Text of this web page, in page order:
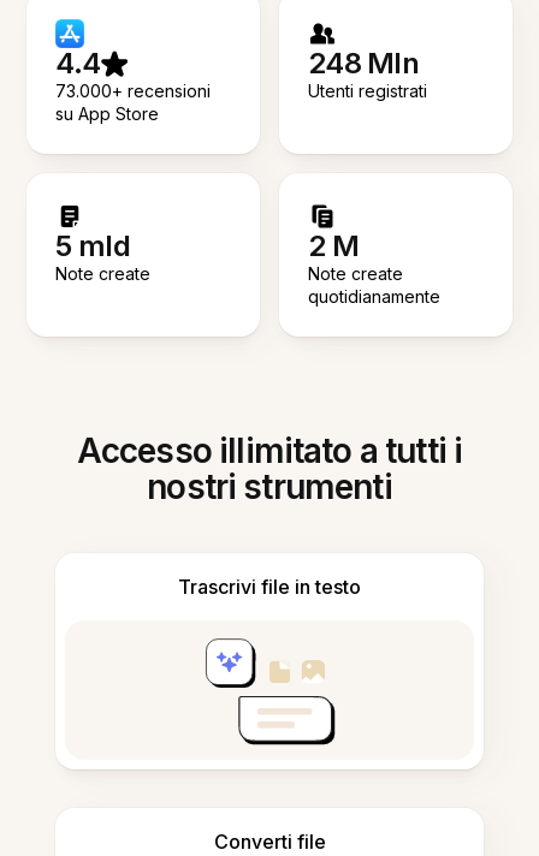
4.4
73.000+ recensioni
su App Store
248 Mln
Utenti registrati
5 mld
Note create
2 M
Note create
quotidianamente
Accesso illimitato a tutti i
nostri strumenti
Trascrivi file in testo
Converti file